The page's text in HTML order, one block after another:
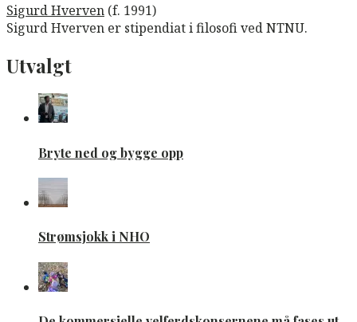
Sigurd Hverven (f. 1991)
Sigurd Hverven er stipendiat i filosofi ved NTNU.
Utvalgt
Bryte ned og bygge opp
Strømsjokk i NHO